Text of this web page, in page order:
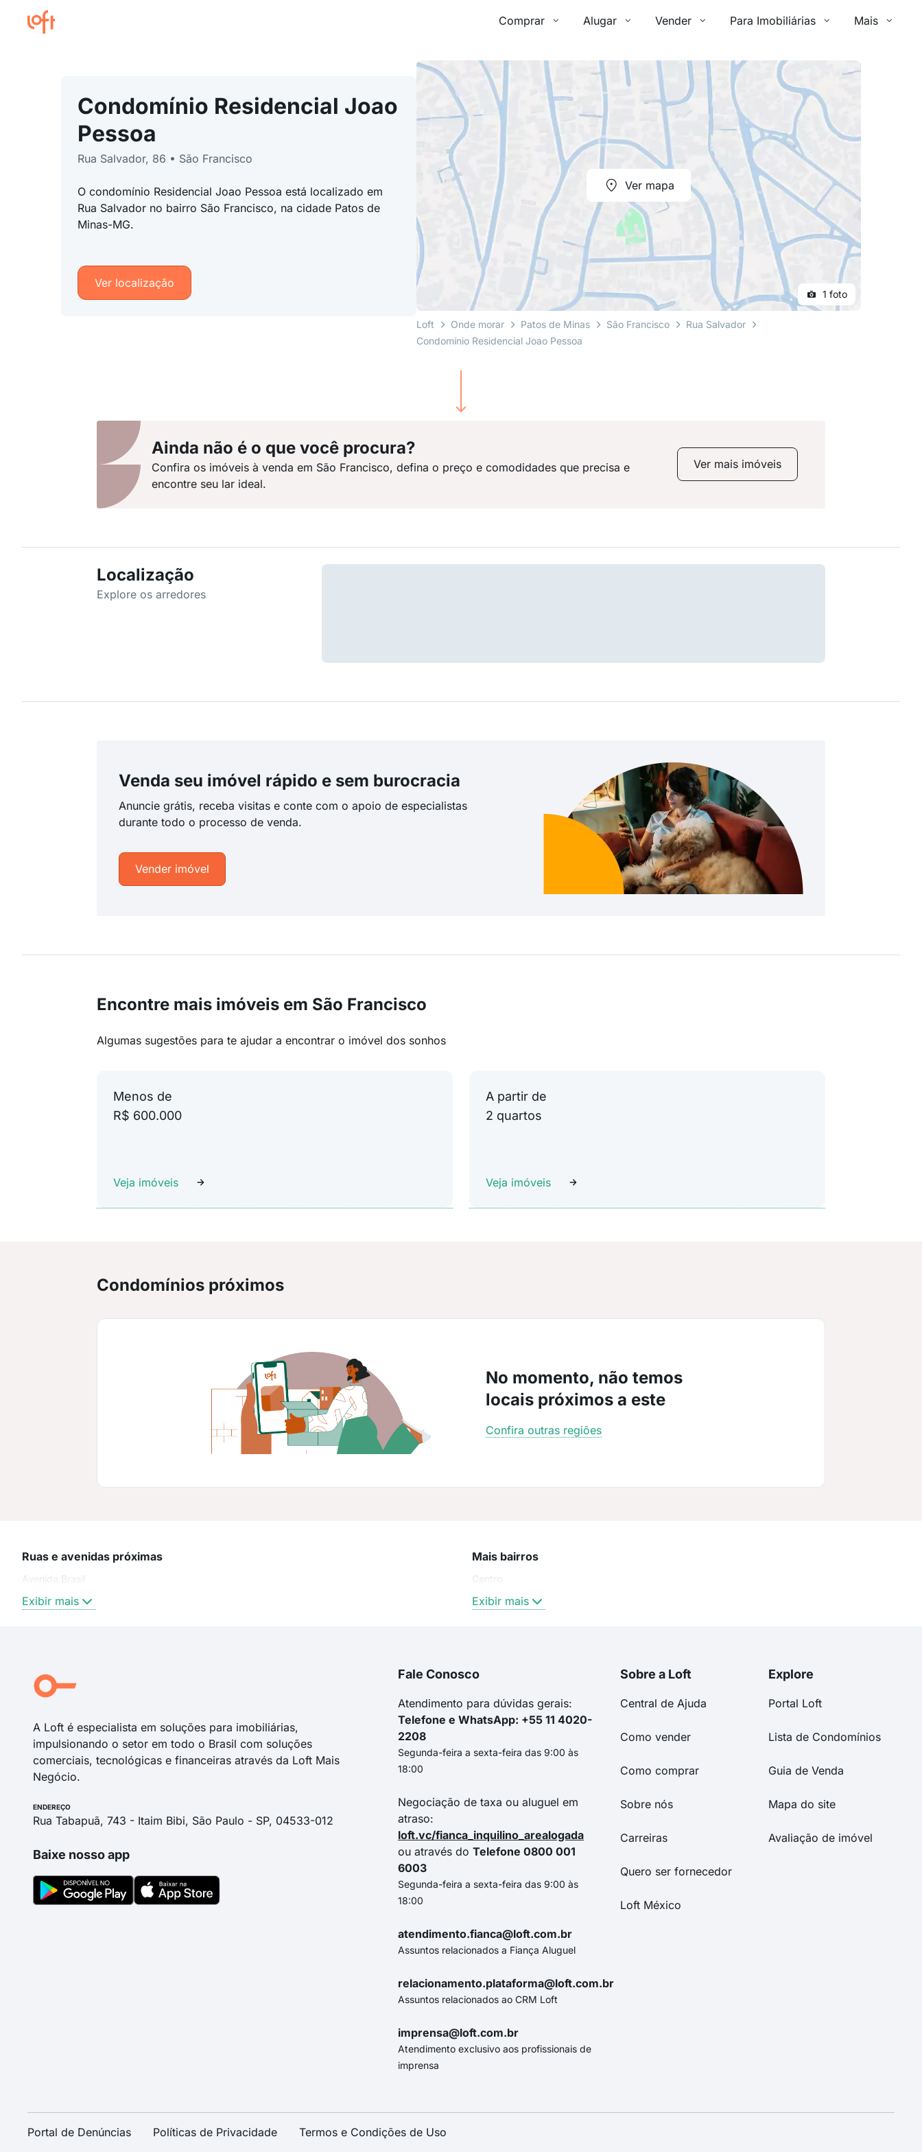
Comprar Alugar Vender Para Imobiliárias Mais
Condomínio Residencial Joao
Pessoa
Rua Salvador, 86 • São Francisco
O condomínio Residencial Joao Pessoa está localizado em
Rua Salvador no bairro São Francisco, na cidade Patos de
Minas-MG.
Ver localização
Ver mapa
1 foto
Loft Onde morar Patos de Minas São Francisco
Rua Salvador
Condomínio Residencial Joao Pessoa
Ainda não é o que você procura?
Confira os imóveis à venda em São Francisco, defina o preço e comodidades que precisa e
encontre seu lar ideal.
Ver mais imóveis
Localização
Explore os arredores
Venda seu imóvel rápido e sem burocracia
Anuncie grátis, receba visitas e conte com o apoio de especialistas
durante todo o processo de venda.
Vender imóvel
Encontre mais imóveis em São Francisco
Algumas sugestões para te ajudar a encontrar o imóvel dos sonhos
Menos de
R$ 600.000
Veja imóveis
A partir de
2 quartos
Veja imóveis
Condomínios próximos
No momento, não temos
locais próximos a este
Confira outras regiões
Ruas e avenidas próximas
Avenida Brasil
Exibir mais
Mais bairros
Centro
Exibir mais
A Loft é especialista em soluções para imobiliárias,
impulsionando o setor em todo o Brasil com soluções
comerciais, tecnológicas e financeiras através da Loft Mais
Negócio.
ENDEREÇO
Rua Tabapuã, 743 - Itaim Bibi, São Paulo - SP, 04533-012
Baixe nosso app
Fale Conosco
Atendimento para dúvidas gerais:
Telefone e WhatsApp: +55 11 4020-
2208
Segunda-feira a sexta-feira das 9:00 às
18:00
Negociação de taxa ou aluguel em
atraso:
loft.vc/fianca_inquilino_arealogada
ou através do Telefone 0800 001
6003
Segunda-feira a sexta-feira das 9:00 às
18:00
atendimento.fianca@loft.com.br
Assuntos relacionados a Fiança Aluguel
relacionamento.plataforma@loft.com.br
Assuntos relacionados ao CRM Loft
imprensa@loft.com.br
Atendimento exclusivo aos profissionais de
imprensa
Sobre a Loft
Central de Ajuda
Como vender
Como comprar
Sobre nós
Carreiras
Quero ser fornecedor
Loft México
Explore
Portal Loft
Lista de Condomínios
Guia de Venda
Mapa do site
Avaliação de imóvel
Portal de Denúncias Políticas de Privacidade Termos e Condições de Uso